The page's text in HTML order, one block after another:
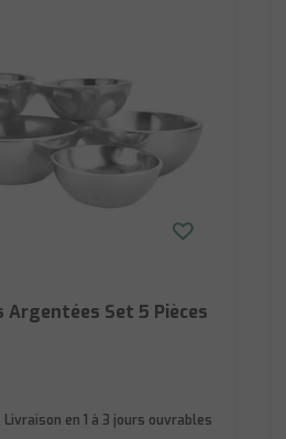
Argentées Set 5 Pièces
Livraison en 1 à 3 jours ouvrables